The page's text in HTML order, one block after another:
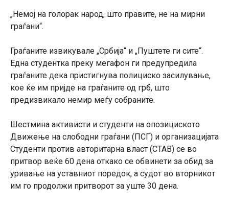
„Немој на голорак народ, што правите, не на мирни
граѓани“.
Граѓаните извикувале „Србија“ и „Пуштете ги сите“.
Една студентка преку мегафон ги предупредила
граѓаните дека пристигнува полициско засилување,
кое ќе им пријде на граѓаните од грб, што
предизвикало немир меѓу собраните.
Шестмина активисти и студенти на опозициското
Движење на слободни граѓани (ПСГ) и организацијата
Студенти против авторитарна власт (СТАВ) се во
притвор веќе 60 дена откако се обвинети за обид за
уривање на уставниот поредок, а судот во вторникот
им го продолжи притворот за уште 30 дена.